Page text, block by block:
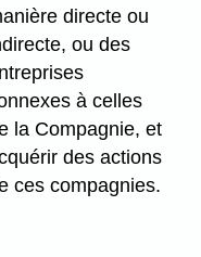
directe ou
ou des
à celles
la Compagnie, et
des actions
ces compagnies.